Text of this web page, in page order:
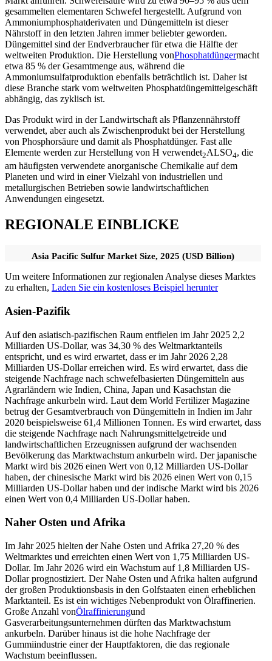
gesammelten elementaren Schwefel hergestellt. Aufgrund von
Ammoniumphosphatderivaten und Düngemitteln ist dieser
Nährstoff in den letzten Jahren immer beliebter geworden.
Düngemittel sind der Endverbraucher für etwa die Hälfte der
weltweiten Produktion. Die Herstellung vonPhosphatdüngermacht
etwa 85 % der Gesamtmenge aus, während die
Ammoniumsulfatproduktion ebenfalls beträchtlich ist. Daher ist
diese Branche stark vom weltweiten Phosphatdüngemittelgeschäft
abhängig, das zyklisch ist.
Das Produkt wird in der Landwirtschaft als Pflanzennährstoff
verwendet, aber auch als Zwischenprodukt bei der Herstellung
von Phosphorsäure und damit als Phosphatdünger. Fast alle
Elemente werden zur Herstellung von H verwendet2ALSO4, die
am häufigsten verwendete anorganische Chemikalie auf dem
Planeten und wird in einer Vielzahl von industriellen und
metallurgischen Betrieben sowie landwirtschaftlichen
Anwendungen eingesetzt.
REGIONALE EINBLICKE
Asia Pacific Sulfur Market Size, 2025 (USD Billion)
Um weitere Informationen zur regionalen Analyse dieses Marktes
zu erhalten, Laden Sie ein kostenloses Beispiel herunter
Asien-Pazifik
Auf den asiatisch-pazifischen Raum entfielen im Jahr 2025 2,2
Milliarden US-Dollar, was 34,30 % des Weltmarktanteils
entspricht, und es wird erwartet, dass er im Jahr 2026 2,28
Milliarden US-Dollar erreichen wird. Es wird erwartet, dass die
steigende Nachfrage nach schwefelbasierten Düngemitteln aus
Agrarländern wie Indien, China, Japan und Kasachstan die
Nachfrage ankurbeln wird. Laut dem World Fertilizer Magazine
betrug der Gesamtverbrauch von Düngemitteln in Indien im Jahr
2020 beispielsweise 61,4 Millionen Tonnen. Es wird erwartet, dass
die steigende Nachfrage nach Nahrungsmittelgetreide und
landwirtschaftlichen Erzeugnissen aufgrund der wachsenden
Bevölkerung das Marktwachstum ankurbeln wird. Der japanische
Markt wird bis 2026 einen Wert von 0,12 Milliarden US-Dollar
haben, der chinesische Markt wird bis 2026 einen Wert von 0,15
Milliarden US-Dollar haben und der indische Markt wird bis 2026
einen Wert von 0,4 Milliarden US-Dollar haben.
Naher Osten und Afrika
Im Jahr 2025 hielten der Nahe Osten und Afrika 27,20 % des
Weltmarktes und erreichten einen Wert von 1,75 Milliarden US-
Dollar. Im Jahr 2026 wird ein Wachstum auf 1,8 Milliarden US-
Dollar prognostiziert. Der Nahe Osten und Afrika halten aufgrund
der großen Produktionsbasis in den Golfstaaten einen erheblichen
Marktanteil. Es ist ein wichtiges Nebenprodukt von Ölraffinerien.
Große Anzahl vonÖlraffinierungund
Gasverarbeitungsunternehmen dürften das Marktwachstum
ankurbeln. Darüber hinaus ist die hohe Nachfrage der
Gummiindustrie einer der Hauptfaktoren, die das regionale
Wachstum beeinflussen.